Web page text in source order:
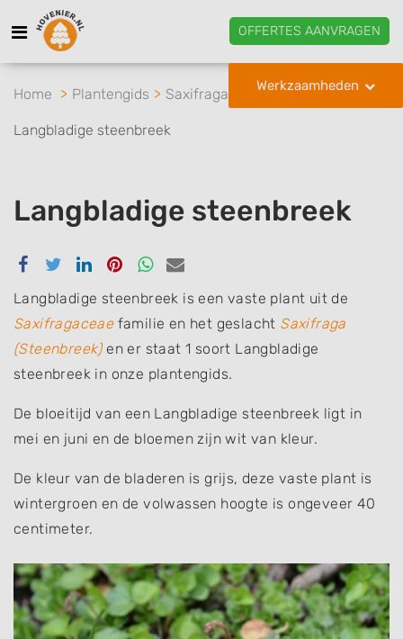
OFFERTES AANVRAGEN
Werkzaamheden
Home Plantengids Saxifragaceae Saxifraga
Langbladige steenbreek
Langbladige steenbreek
Delen
Facebook
Delen
Twitter
Delen
Linkedin
Delen
Pinterest
Delen
Whatsapp
Delen
email
Langbladige steenbreek is een vaste plant uit de
Saxifragaceaefamilie en het geslacht Saxifraga
(Steenbreek)en er staat 1 soort Langbladige
steenbreek in onze plantengids.
De bloeitijd van een Langbladige steenbreek ligt in
mei en juni en de bloemen zijn wit van kleur.
De kleur van de bladeren is grijs, deze vaste plant is
wintergroen en de volwassen hoogte is ongeveer 40
centimeter.